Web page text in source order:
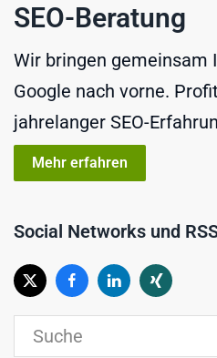
SEO-Beratung
Wir bringen gemeinsam
Google nach vorne.
jahrelanger SEO-
Mehr erfahren
Social Networks und